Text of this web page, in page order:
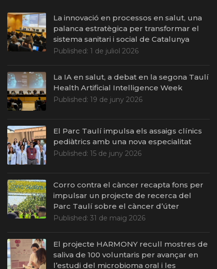
La innovació en processos en salut, una
palanca estratègica per transformar el
sistema sanitari i social de Catalunya
Published: 1 de juliol 2026
La IA en salut, a debat en la segona Taulí
Health Artificial Intelligence Week
Published: 19 de juny 2026
El Parc Taulí impulsa els assaigs clínics
pediàtrics amb una nova especialitat
Published: 15 de juny 2026
Corro contra el càncer recapta fons per
impulsar un projecte de recerca del
Parc Taulí sobre el càncer d’úter
Published: 31 de maig 2026
El projecte HARMONY recull mostres de
saliva de 100 voluntaris per avançar en
l’estudi del microbioma oral i les